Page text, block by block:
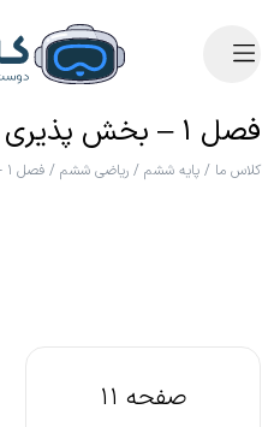
فصل ۱ – بخش پذیری ریاضی ششم
کلاس ما / پایه ششم / ریاضی ششم / فصل ۱ – بخش پذیری
صفحه 11